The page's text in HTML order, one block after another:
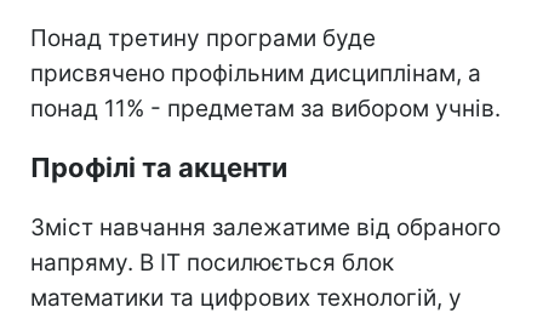
Понад третину програми буде
присвячено профільним дисциплінам, а
понад 11% - предметам за вибором учнів.
Профілі та акценти
Зміст навчання залежатиме від обраного
напряму. В IT посилюється блок
математики та цифрових технологій, у